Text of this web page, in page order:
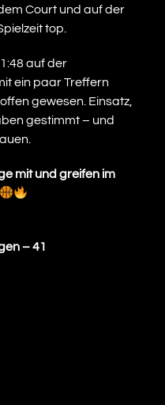
Court und auf der
top.
auf der
ein paar Treffern
gewesen. Einsatz,
gestimmt – und
mit und greifen im
– 41